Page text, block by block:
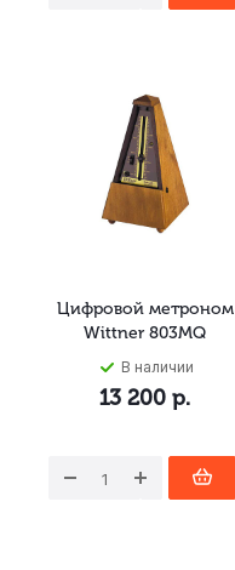
Цифровой метроном
Wittner 803MQ
В наличии
13 200 р.